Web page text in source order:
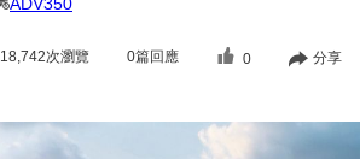
ADV350
18,742次瀏覽 0篇回應 0 分享